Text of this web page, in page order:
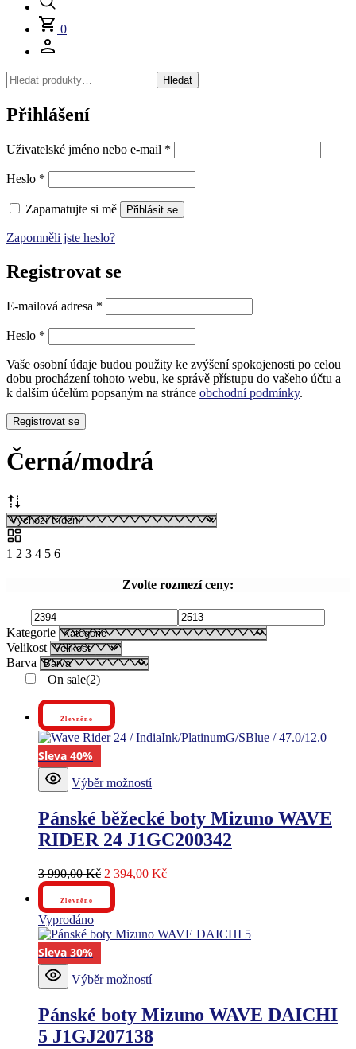
0
Hledat: Hledat
Přihlášení
Uživatelské jméno nebo e-mail *
Heslo *
Zapamatujte si mě Přihlásit se
Zapomněli jste heslo?
Registrovat se
E-mailová adresa *
Heslo *
Vaše osobní údaje budou použity ke zvýšení spokojenosti po celou
dobu procházení tohoto webu, ke správě přístupu do vašeho účtu a
k dalším účelům popsaným na stránce obchodní podmínky.
Registrovat se
Černá/modrá
1 2 3 4 5 6
Zvolte rozmezí ceny:
Kategorie
Velikost
Barva
On sale(2)
Zlevněno
Sleva 40%
Výběr možnostíprodukt
více
variant.
Možnosti
vybrat
Pánské běžecké boty Mizuno WAVE
RIDER 24 J1GC200342
3 990,00Kč Původní
cena
3
990,00 Kč.
2 394,00 KčAktuální
394,00 Kč.
Zlevněno
Vyprodáno
Sleva 30%
Výběr možnostíprodukt
více
variant.
Možnosti
Pánské boty Mizuno WAVE DAICHI
5 J1GJ207138